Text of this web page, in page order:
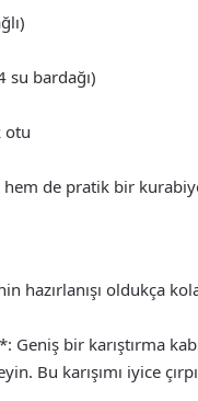
su bardağı)
otu
de pratik bir
hazırlanışı oldukça
Geniş bir karıştırma
Bu karışımı iyice